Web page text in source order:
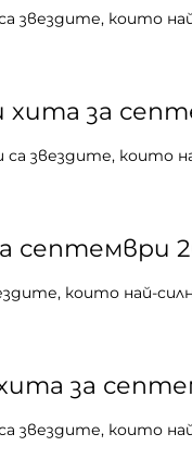
звездите, които
за
звездите, които
септември
които най-
за
звездите, които